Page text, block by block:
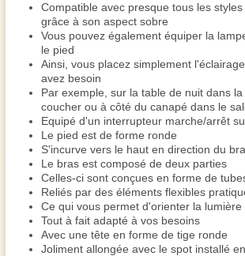
Compatible avec presque tous les
grâce à son aspect sobre
Vous pouvez également équiper la
le pied
Ainsi, vous placez simplement
avez besoin
Par exemple, sur la table de nuit dans
coucher ou à côté du canapé dans le
Equipé d'un interrupteur marche/arrêt
Le pied est de forme ronde
S'incurve vers le haut en direction du
Le bras est composé de deux parties
Celles-ci sont conçues en forme de
Reliés par des éléments flexibles
Ce qui vous permet d'orienter la lumière
Tout à fait adapté à vos besoins
Avec une tête en forme de tige ronde
Joliment allongée avec le spot installé